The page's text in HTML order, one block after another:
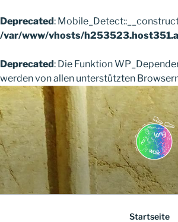
Deprecated:
/var/www/vhosts/
Deprecated: Die Funktion
werden von allen unterstützten
Zum
Inhalt
springen
Startseite